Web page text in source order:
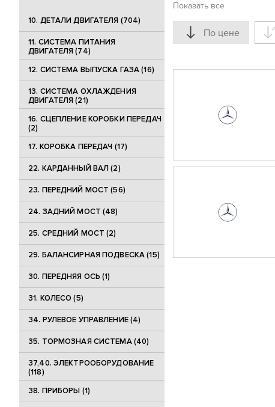
10. ДЕТАЛИ ДВИГАТЕЛЯ (704)
11. СИСТЕМА ПИТАНИЯ
ДВИГАТЕЛЯ (74)
12. СИСТЕМА ВЫПУСКА ГАЗА (16)
13. СИСТЕМА ОХЛАЖДЕНИЯ
ДВИГАТЕЛЯ (21)
16. СЦЕПЛЕНИЕ КОРОБКИ ПЕРЕДАЧ
(2)
17. КОРОБКА ПЕРЕДАЧ (17)
22. КАРДАННЫЙ ВАЛ (2)
23. ПЕРЕДНИЙ МОСТ (56)
24. ЗАДНИЙ МОСТ (48)
25. CРЕДНИЙ МОСТ (2)
29. БАЛАНСИРНАЯ ПОДВЕСКА (15)
30. ПЕРЕДНЯЯ ОСЬ (1)
31. КОЛЕСО (5)
34. РУЛЕВОЕ УПРАВЛЕНИЕ (4)
35. ТОРМОЗНАЯ СИСТЕМА (40)
37,40. ЭЛЕКТРООБОРУДОВАНИЕ
(118)
38. ПРИБОРЫ (1)
Показать все
По цене